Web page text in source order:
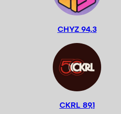
CHYZ 94,3
CKRL 89,1